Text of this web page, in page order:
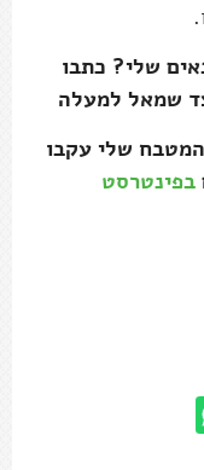
שלי? כתבו
שמאל למעלה
המטבח שלי עקבו
בפינטרסט